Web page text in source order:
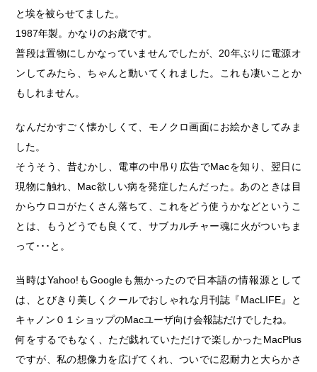
と埃を被らせてました。
1987年製。かなりのお歳です。
普段は置物にしかなっていませんでしたが、20年ぶりに電源オ
ンしてみたら、ちゃんと動いてくれました。これも凄いことか
もしれません。
なんだかすごく懐かしくて、モノクロ画面にお絵かきしてみま
した。
そうそう、昔むかし、電車の中吊り広告でMacを知り、翌日に
現物に触れ、Mac欲しい病を発症したんだった。あのときは目
からウロコがたくさん落ちて、これをどう使うかなどというこ
とは、もうどうでも良くて、サブカルチャー魂に火がついちま
って･･･と。
当時はYahoo!もGoogleも無かったので日本語の情報源として
は、とびきり美しくクールでおしゃれな月刊誌『MacLIFE』と
キャノン０１ショップのMacユーザ向け会報誌だけでしたね。
何をするでもなく、ただ戯れていただけで楽しかったMacPlus
ですが、私の想像力を広げてくれ、ついでに忍耐力と大らかさ